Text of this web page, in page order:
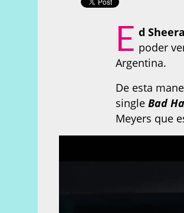
E d
poder
Argentina.
De esta
singleBad
Meyers que